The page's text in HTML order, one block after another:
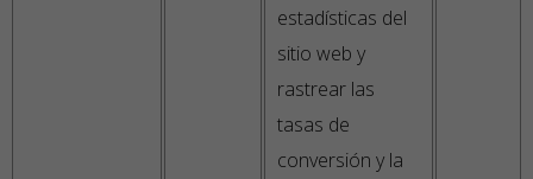
estadísticas del
sitio web y
rastrear las
tasas de
conversión y la